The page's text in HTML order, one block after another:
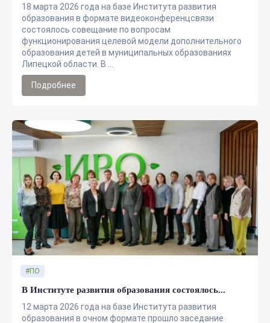
18 марта 2026 года на базе Института развития
образования в формате видеоконференцсвязи
состоялось совещание по вопросам
функционирования целевой модели дополнительного
образования детей в муниципальных образованиях
Липецкой области. В ...
Подробнее
В Институте развития образования состоялось...
12 марта 2026 года на базе Института развития
образования в очном формате прошло заседание
#ПО